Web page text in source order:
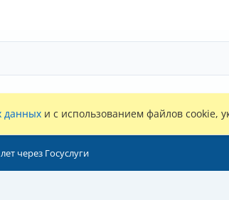
данных и с использованием файлов cookie,
через Госуслуги